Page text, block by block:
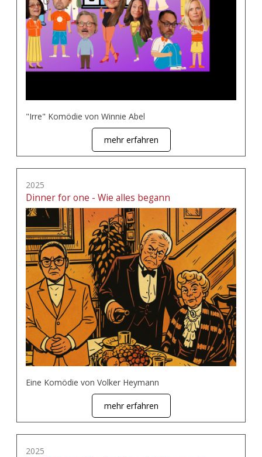
"Irre" Komödie von Winnie Abel
mehr erfahren
2025
Dinner for one - Wie alles begann
Eine Komödie von Volker Heymann
mehr erfahren
2025